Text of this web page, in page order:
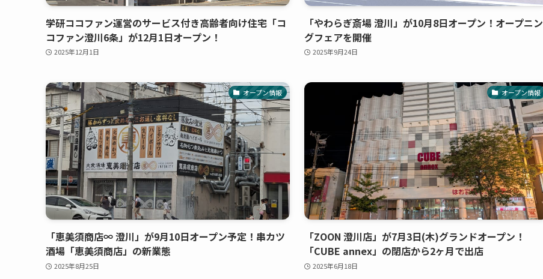
学研ココファン運営のサービス付き⾼齢者向け住宅「コ
コファン澄川6条」が12月1日オープン！
2025年12月1日
「やわらぎ斎場 澄川」が10月8日オープン！オープニン
グフェアを開催
2025年9月24日
オープン情報
「恵美須商店∞ 澄川」が9月10日オープン予定！串カツ
酒場「恵美須商店」の新業態
2025年8月25日
オープン情報
「ZOON 澄川店」が7月3日(木)グランドオープン！
「CUBE annex」の閉店から2ヶ月で出店
2025年6月18日